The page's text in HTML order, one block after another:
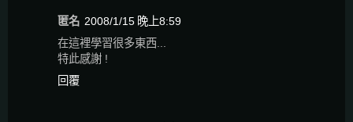
匿名 2008/1/15 晚上8:59
在這裡學習很多東西...
特此感謝 !
回覆